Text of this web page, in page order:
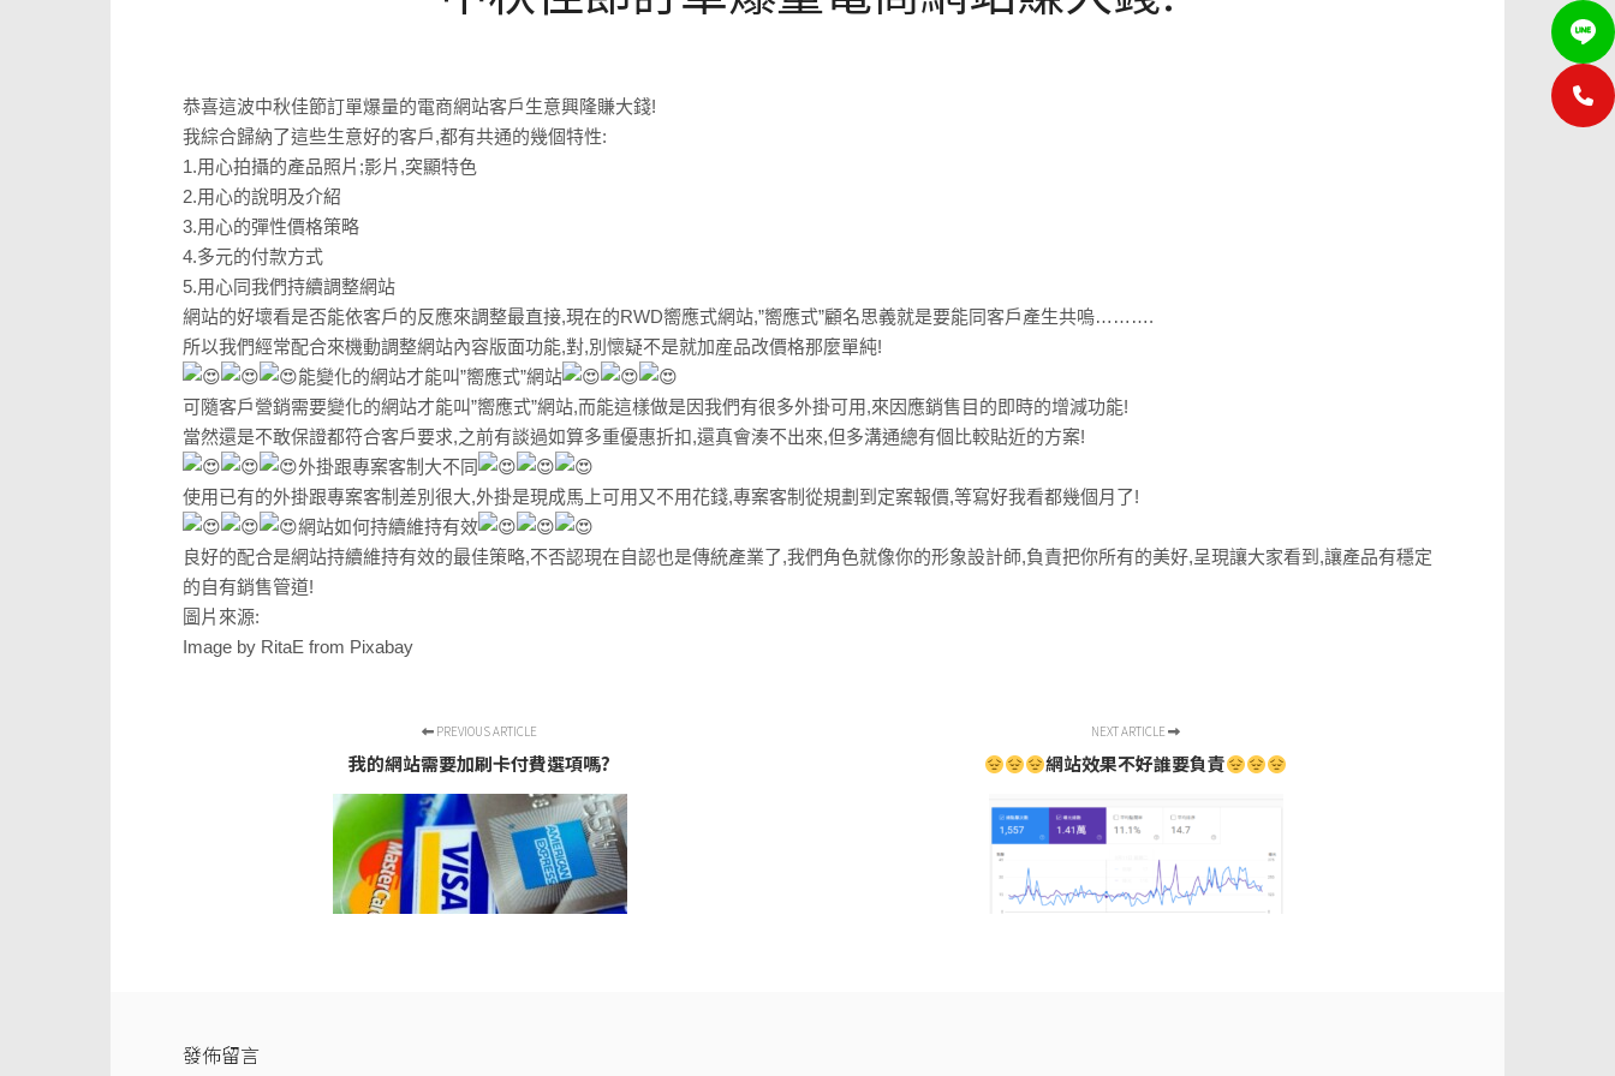
恭喜這波中秋佳節訂單爆量的電商網站客戶生意興隆賺大錢!
我綜合歸納了這些生意好的客戶,都有共通的幾個特性:
1.用心拍攝的產品照片;影片,突顯特色
2.用心的說明及介紹
3.用心的彈性價格策略
4.多元的付款方式
5.用心同我們持續調整網站
網站的好壞看是否能依客戶的反應來調整最直接,現在的RWD嚮應式網站,”嚮應式”顧名思義就是要能同客戶產生共嗚……….
所以我們經常配合來機動調整網站內容版面功能,對,別懷疑不是就加産品改價格那麼單純!
能變化的網站才能叫”嚮應式”網站
可隨客戶營銷需要變化的網站才能叫”嚮應式”網站,而能這樣做是因我們有很多外掛可用,來因應銷售目的即時的增減功能!
當然還是不敢保證都符合客戶要求,之前有談過如算多重優惠折扣,還真會湊不出來,但多溝通總有個比較貼近的方案!
外掛跟專案客制大不同
使用已有的外掛跟專案客制差別很大,外掛是現成馬上可用又不用花錢,專案客制從規劃到定案報價,等寫好我看都幾個月了!
網站如何持續維持有效
良好的配合是網站持續維持有效的最佳策略,不否認現在自認也是傳統產業了,我們角色就像你的形象設計師,負責把你所有的美好,呈現讓大家看到,讓產品有穩定
的自有銷售管道!
圖片來源:
Image by RitaE from Pixabay
PREVIOUS ARTICLE
我的網站需要加刷卡付費選項嗎?
NEXT ARTICLE
網站效果不好誰要負責
發佈留言